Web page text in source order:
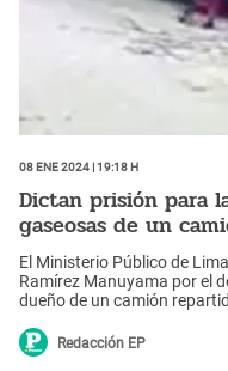
08 Ene 2024 | 19:18 h
Dictan prisión para
gaseosas de un
El Ministerio Público de
Ramírez Manuyama por el
dueño de un camión
Redacción EP